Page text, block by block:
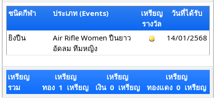
ชนิดกีฬา ประเภท (Events)
เหรียญ
รางวัล
วันที่ได้รับ
ยิงปืน
Air Rifle Women ปืนยาว
อัดลม ทีมหญิง
14/01/2568
เหรียญ
รวม
เหรียญ
ทอง 1 เหรียญ
เหรียญ
เงิน 0 เหรียญ
เหรียญ
ทองแดง 0 เหรียญ